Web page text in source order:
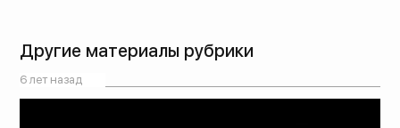
Другие материалы рубрики
6 лет назад